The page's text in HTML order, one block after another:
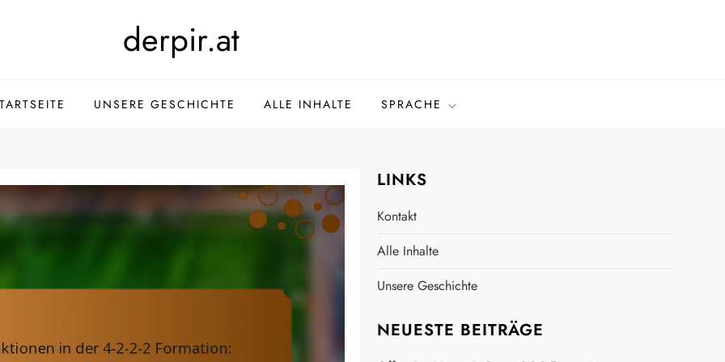
derpir.at
UNSERE GESCHICHTE ALLE INHALTE SPRACHE
LINKS
Kontakt
Alle Inhalte
Unsere Geschichte
NEUESTE BEITRÄGE